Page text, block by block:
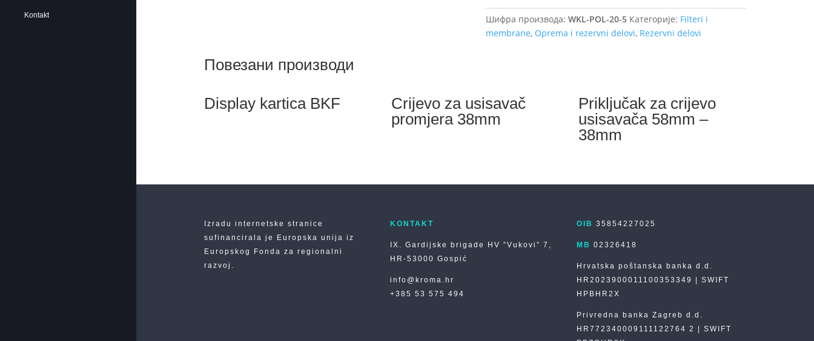
Kontakt
mikrona
Шифра производа:WKL-POL-20-5 Категорије: Filteri i
membrane, Oprema i rezervni delovi, Rezervni delovi
Повезани производи
Display kartica BKF
Crijevo za usisavač
promjera 38mm
Priključak za crijevo
usisavača 58mm –
38mm
Izradu internetske stranice
sufinancirala je Europska unija iz
Europskog Fonda za regionalni
razvoj.
KONTAKT
IX. Gardijske brigade HV ”Vukovi” 7,
HR-53000 Gospić
info@kroma.hr
+385 53 575 494
OIB 35854227025
MB 02326418
Hrvatska poštanska banka d.d.
HR2023900011100353349 | SWIFT
HPBHR2X
Privredna banka Zagreb d.d.
HR772340009111122764 2 | SWIFT